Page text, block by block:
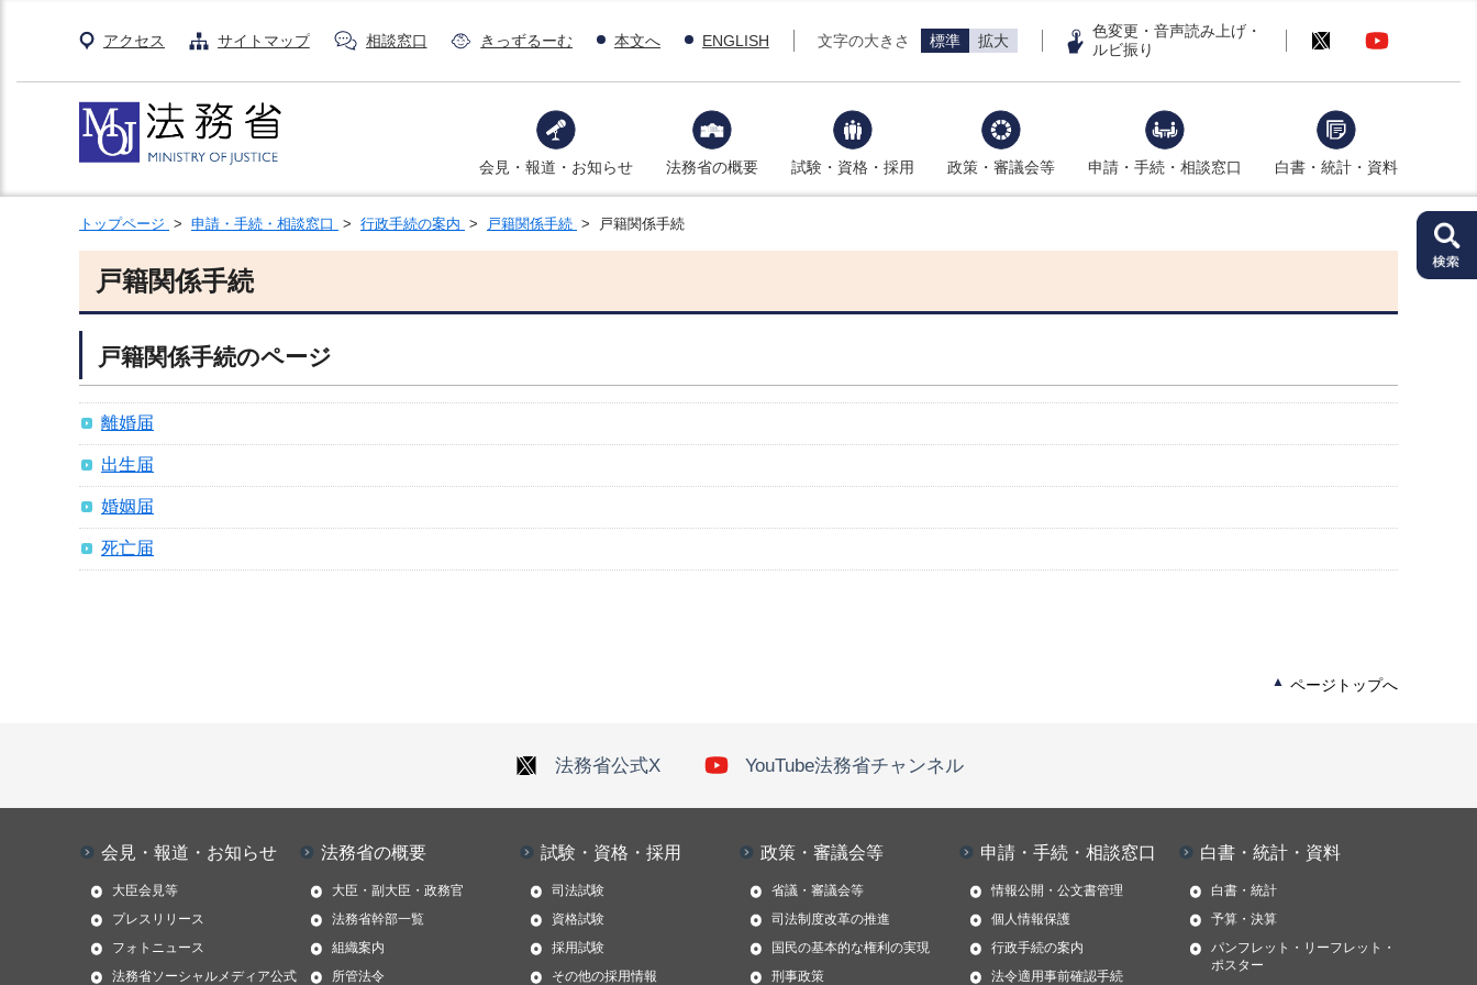
アクセス サイトマップ 相談窓口 きっずるーむ 本文へ ENGLISH 文字の大きさ 標準 拡大
色変更・音声読み上げ・
ルビ振り
会見・報道・お知らせ 法務省の概要 試験・資格・採用 政策・審議会等 申請・手続・相談窓口 白書・統計・資料
トップページ > 申請・手続・相談窓口 > 行政手続の案内 > 戸籍関係手続 > 戸籍関係手続
戸籍関係手続
戸籍関係手続のページ
離婚届
出生届
婚姻届
死亡届
ページトップへ
法務省公式X YouTube法務省チャンネル
会見・報道・お知らせ
大臣会見等
プレスリリース
フォトニュース
法務省ソーシャルメディア公式
法務省の概要
大臣・副大臣・政務官
法務省幹部一覧
組織案内
所管法令
試験・資格・採用
司法試験
資格試験
採用試験
その他の採用情報
政策・審議会等
省議・審議会等
司法制度改革の推進
国民の基本的な権利の実現
刑事政策
申請・手続・相談窓口
情報公開・公文書管理
個人情報保護
行政手続の案内
法令適用事前確認手続
白書・統計・資料
白書・統計
予算・決算
パンフレット・リーフレット・
ポスター